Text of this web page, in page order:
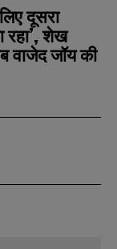
दूसरा
रहा’, शेख
वाजेद जॉय की